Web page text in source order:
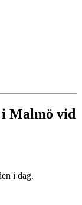
Malmö vid
i dag.